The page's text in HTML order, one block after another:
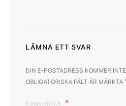
LÄMNA ETT SVAR
DIN E-POSTADRESS KOMMER
OBLIGATORISKA FÄLT ÄR MÄRKTA
KOMMENTAR